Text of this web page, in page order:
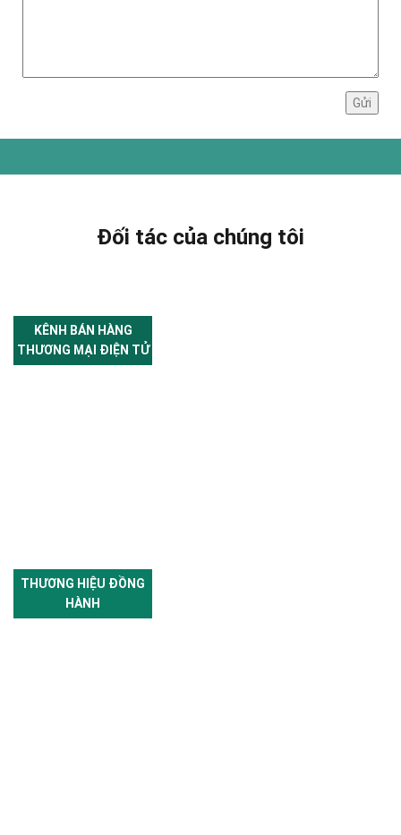
Đối tác của chúng tôi
KÊNH BÁN HÀNG
THƯƠNG MẠI ĐIỆN TỬ
THƯƠNG HIỆU ĐỒNG
HÀNH